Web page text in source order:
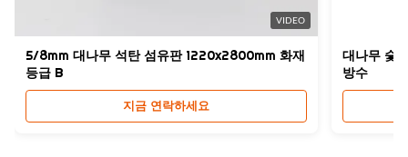
VIDEO
5/8mm 대나무 석탄 섬유판 1220x2800mm 화재
등급 B
지금 연락하세요
대나무 숯
방수